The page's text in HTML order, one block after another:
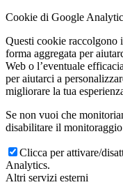
Cookie di Google
Questi cookie raccolgono
forma aggregata per
Web o l’eventuale
per aiutarci a
migliorare la tua
Se non vuoi che
disabilitare il
Clicca per attivare/
Analytics.
Altri servizi esterni